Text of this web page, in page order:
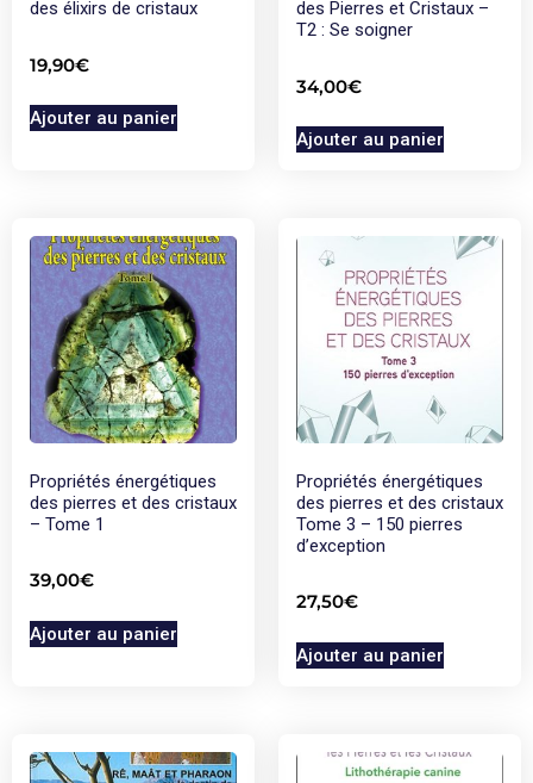
des élixirs de cristaux
19,90€
Ajouter au panier
des Pierres et Cristaux –
T2 : Se soigner
34,00€
Ajouter au panier
Propriétés énergétiques
des pierres et des cristaux
– Tome 1
39,00€
Ajouter au panier
Propriétés énergétiques
des pierres et des cristaux
Tome 3 – 150 pierres
d’exception
27,50€
Ajouter au panier